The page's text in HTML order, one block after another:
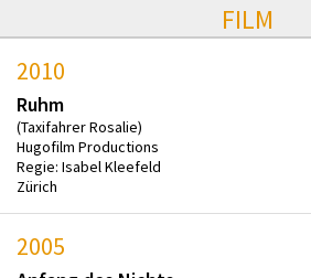
FILM
2010
Ruhm
(Taxifahrer Rosalie)
Hugofilm Productions
Regie: Isabel Kleefeld
Zürich
2005